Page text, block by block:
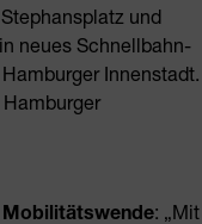
und
neues Schnellbahn-
Innenstadt.
Mobilitätswende: „Mit